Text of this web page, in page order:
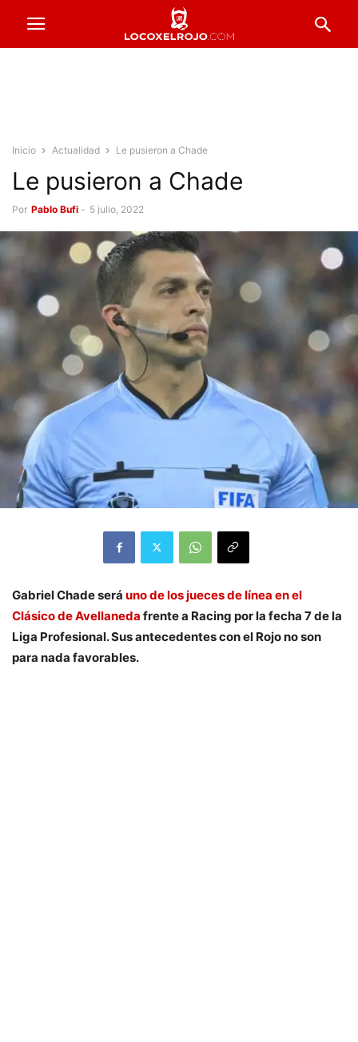
Inicio Actualidad Le pusieron a Chade
Le pusieron a Chade
Por Pablo Bufi - 5 julio, 2022
Gabriel Chade será uno de los jueces de línea en el
Clásico de Avellaneda frente a Racing por la fecha 7 de la
Liga Profesional. Sus antecedentes con el Rojo no son
para nada favorables.